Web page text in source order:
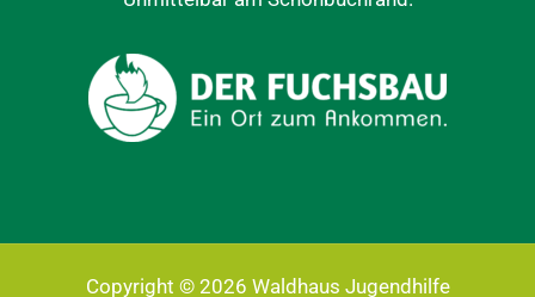
Copyright © 2026 Waldhaus Jugendhilfe